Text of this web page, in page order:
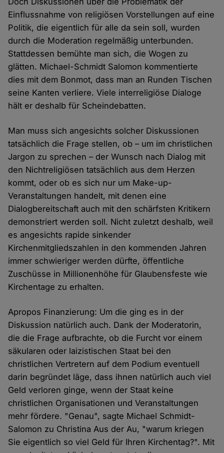
Einflussnahme von religiösen Vorstellungen auf eine
Politik, die eigentlich für alle da sein soll, wurden
durch die Moderation regelmäßig unterbunden.
Stattdessen bemühte man sich, die Wogen zu
glätten. Michael-Schmidt Salomon kommentierte
dies mit dem Bonmot, dass man an Runden Tischen
seine Kanten verliere. Viele interreligiöse Dialoge
hält er deshalb für Scheindebatten.
Man muss sich angesichts solcher Diskussionen
tatsächlich die Frage stellen, ob – um im christlichen
Jargon zu sprechen – der Wunsch nach Dialog mit
den Nichtreligiösen tatsächlich aus dem Herzen
kommt, oder ob es sich nur um Make-up-
Veranstaltungen handelt, mit denen eine
Dialogbereitschaft auch mit den schärfsten Kritikern
demonstriert werden soll. Nicht zuletzt deshalb, weil
es angesichts rapide sinkender
Kirchenmitgliedszahlen in den kommenden Jahren
immer schwieriger werden dürfte, öffentliche
Zuschüsse in Millionenhöhe für Glaubensfeste wie
Kirchentage zu erhalten.
Apropos Finanzierung: Um die ging es in der
Diskussion natürlich auch. Dank der Moderatorin,
die die Frage aufbrachte, ob die Furcht vor einem
säkularen oder laizistischen Staat bei den
christlichen Vertretern auf dem Podium eventuell
darin begründet läge, dass ihnen natürlich auch viel
Geld verloren ginge, wenn der Staat keine
christlichen Organisationen und Veranstaltungen
mehr fördere. "Genau", sagte Michael Schmidt-
Salomon zu Christina Aus der Au, "warum kriegen
Sie eigentlich so viel Geld für Ihren Kirchentag?". Mit